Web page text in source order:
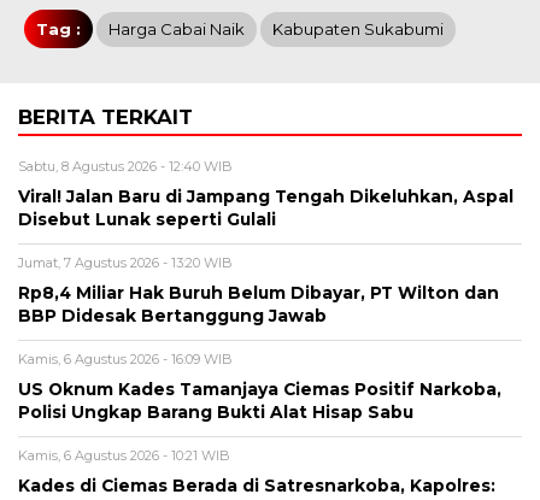
Tag : Harga Cabai Naik Kabupaten Sukabumi
BERITA TERKAIT
Sabtu, 8 Agustus 2026 - 12:40 WIB
Viral! Jalan Baru di Jampang Tengah Dikeluhkan, Aspal
Disebut Lunak seperti Gulali
Jumat, 7 Agustus 2026 - 13:20 WIB
Rp8,4 Miliar Hak Buruh Belum Dibayar, PT Wilton dan
BBP Didesak Bertanggung Jawab
Kamis, 6 Agustus 2026 - 16:09 WIB
US Oknum Kades Tamanjaya Ciemas Positif Narkoba,
Polisi Ungkap Barang Bukti Alat Hisap Sabu
Kamis, 6 Agustus 2026 - 10:21 WIB
Kades di Ciemas Berada di Satresnarkoba, Kapolres: